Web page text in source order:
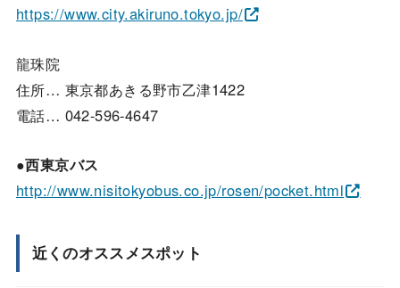
https://www.city.akiruno.tokyo.jp/
龍珠院
住所… 東京都あきる野市乙津1422
電話… 042-596-4647
●西東京バス
http://www.nisitokyobus.co.jp/rosen/pocket.html
近くのオススメスポット